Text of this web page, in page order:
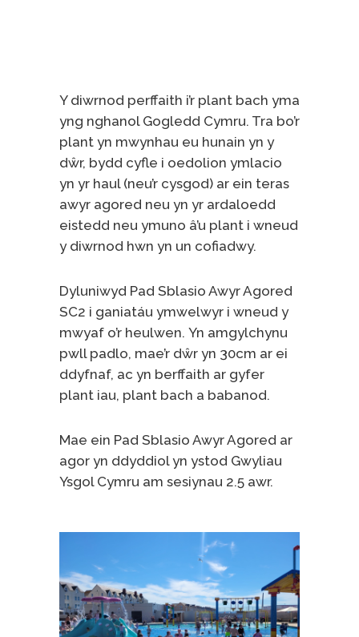
Y diwrnod perffaith i’r plant bach yma
yng nghanol Gogledd Cymru. Tra bo’r
plant yn mwynhau eu hunain yn y
dŵr, bydd cyfle i oedolion ymlacio
yn yr haul (neu’r cysgod) ar ein teras
awyr agored neu yn yr ardaloedd
eistedd neu ymuno â’u plant i wneud
y diwrnod hwn yn un cofiadwy.
Dyluniwyd Pad Sblasio Awyr Agored
SC2 i ganiatáu ymwelwyr i wneud y
mwyaf o’r heulwen. Yn amgylchynu
pwll padlo, mae’r dŵr yn 30cm ar ei
ddyfnaf, ac yn berffaith ar gyfer
plant iau, plant bach a babanod.
Mae ein Pad Sblasio Awyr Agored ar
agor yn ddyddiol yn ystod Gwyliau
Ysgol Cymru am sesiynau 2.5 awr.